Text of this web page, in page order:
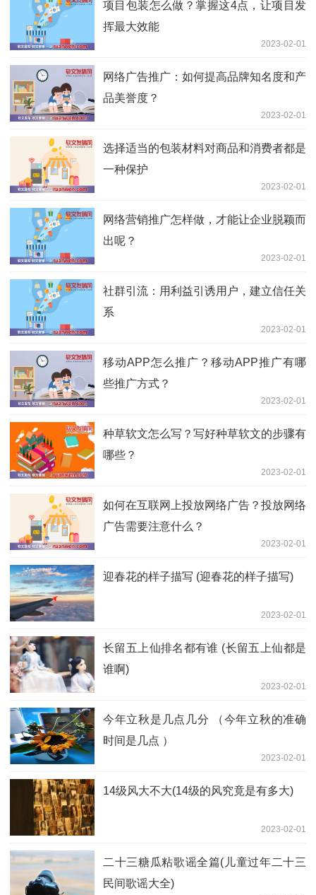
项目包装怎么做？掌握这4点，让项目发
挥最大效能
2023-02-01
网络广告推广：如何提高品牌知名度和产
品美誉度？
2023-02-01
选择适当的包装材料对商品和消费者都是
一种保护
2023-02-01
网络营销推广怎样做，才能让企业脱颖而
出呢？
2023-02-01
社群引流：用利益引诱用户，建立信任关
系
2023-02-01
移动APP怎么推广？移动APP推广有哪
些推广方式？
2023-02-01
种草软文怎么写？写好种草软文的步骤有
哪些？
2023-02-01
如何在互联网上投放网络广告？投放网络
广告需要注意什么？
2023-02-01
迎春花的样子描写 (迎春花的样子描写)
2023-02-01
长留五上仙排名都有谁 (长留五上仙都是
谁啊)
2023-02-01
今年立秋是几点几分 （今年立秋的准确
时间是几点 ）
2023-02-01
14级风大不大(14级的风究竟是有多大)
2023-02-01
二十三糖瓜粘歌谣全篇(儿童过年二十三
民间歌谣大全)